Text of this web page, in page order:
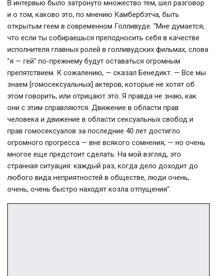
В интервью было затронуто множество тем, шел разговор
и о том, каково это, по мнению Камбербэтча, быть
открытым геем в современном Голливуде. "Мне думается,
что если ты собираешься преподносить себя в качестве
исполнителя главных ролей в голливудских фильмах, слова
"я — гей" по-прежнему будут оставаться огромным
препятствием. К сожалению, — сказал Бенедикт. — Все мы
знаем [гомосексуальных] актеров, которые не хотят об
этом говорить, или отрицают это. Я правда не знаю, как
они с этим справляются. Движение в области прав
человека и движение в области сексуальных свобод и
прав гомосексуалов за последние 40 лет достигло
огромного прогресса — вне всякого сомнения, — но очень
многое еще предстоит сделать. На мой взгляд, это
странная ситуация: каждый раз, когда дело доходит до
любого вида неприятностей в обществе, люди очень,
очень, очень быстро находят козла отпущения".